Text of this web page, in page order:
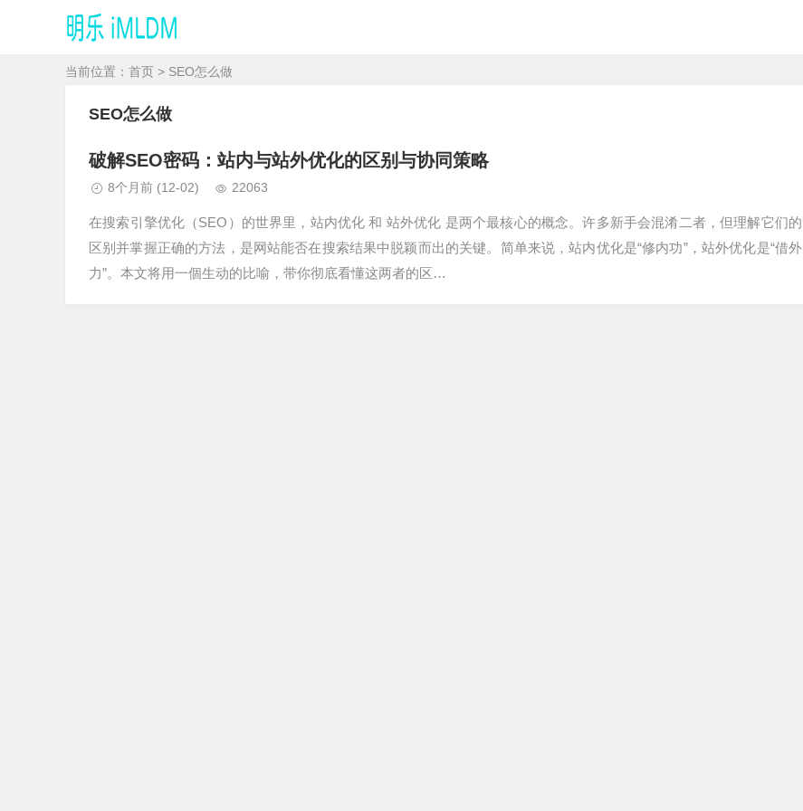
当前位置： 首页 > SEO怎么做
SEO怎么做
破解SEO密码：站内与站外优化的区别与协同策略
8个月前 (12-02) 22063
在搜索引擎优化（SEO）的世界里，站内优化 和 站外优化 是两个最核心的概念。许多新手会混淆二者，但理解它们的
区别并掌握正确的方法，是网站能否在搜索结果中脱颖而出的关键。简单来说，站内优化是“修内功”，站外优化是“借外
力”。本文将用一個生动的比喻，带你彻底看懂这两者的区…